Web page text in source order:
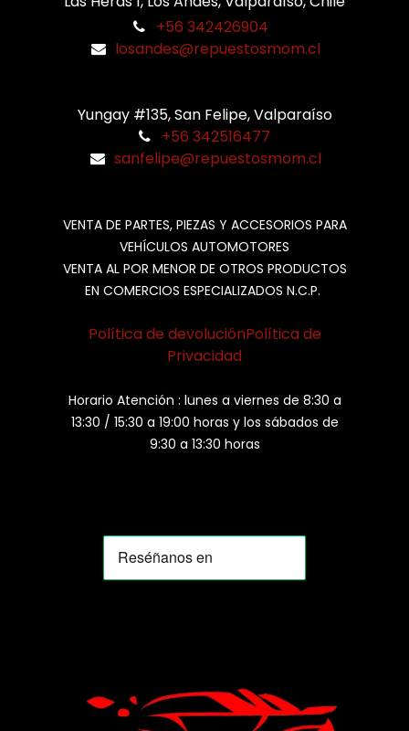
+56 342426904
losandes@repuestosmom.cl
Yungay #135, San Felipe, Valparaíso
+56 342516477
sanfelipe@repuestosmom.cl
VENTA DE PARTES, PIEZAS Y ACCESORIOS PARA
VEHÍCULOS AUTOMOTORES
VENTA AL POR MENOR DE OTROS PRODUCTOS
EN COMERCIOS ESPECIALIZADOS N.C.P.
Política de devoluciónPolítica de
Privacidad
Horario Atención : lunes a viernes de 8:30 a
13:30 / 15:30 a 19:00 horas y los sábados de
9:30 a 13:30 horas